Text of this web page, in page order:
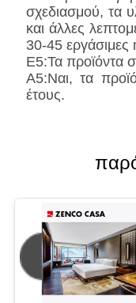
σχεδιασμού, τα
και άλλες
30-45 εργάσιμες
Ε5:Τα προϊόντα
Α5:Ναι, τα
έτους.